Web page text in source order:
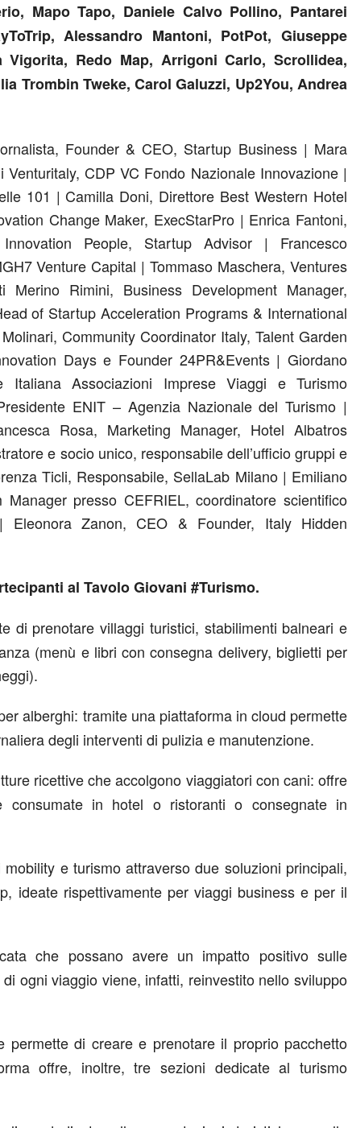
Mapo Tapo, Daniele Calvo Pollino, Pantarei
Alessandro Mantoni, PotPot, Giuseppe
Vigorita, Redo Map, Arrigoni Carlo, Scrollidea,
Trombin Tweke, Carol Galuzzi, Up2You, Andrea
Founder & CEO, Startup Business | Mara
CDP VC Fondo Nazionale Innovazione |
101 | Camilla Doni, Direttore Best Western Hotel
Change Maker, ExecStarPro | Enrica Fantoni,
People, Startup Advisor | Francesco
Venture Capital | Tommaso Maschera, Ventures
Rimini, Business Development Manager,
of Startup Acceleration Programs & International
Community Coordinator Italy, Talent Garden
Days e Founder 24PR&Events | Giordano
Italiana Associazioni Imprese Viaggi e Turismo
ENIT – Agenzia Nazionale del Turismo |
Rosa, Marketing Manager, Hotel Albatros
e socio unico, responsabile dell’ufficio gruppi e
Ticli, Responsabile, SellaLab Milano | Emiliano
presso CEFRIEL, coordinatore scientifico
Eleonora Zanon, CEO & Founder, Italy Hidden
al Tavolo Giovani #Turismo.
di prenotare villaggi turistici, stabilimenti balneari e
(menù e libri con consegna delivery, biglietti per
alberghi: tramite una piattaforma in cloud permette
degli interventi di pulizia e manutenzione.
ricettive che accolgono viaggiatori con cani: offre
consumate in hotel o ristoranti o consegnate in
e turismo attraverso due soluzioni principali,
ideate rispettivamente per viaggi business e per il
che possano avere un impatto positivo sulle
ogni viaggio viene, infatti, reinvestito nello sviluppo
permette di creare e prenotare il proprio pacchetto
offre, inoltre, tre sezioni dedicate al turismo